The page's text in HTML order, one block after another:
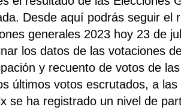
Desde aquí podrás seguir el
generales 2023 hoy 23 de
los datos de las votaciones
y recuento de votos de
últimos votos escrutados, a
se ha registrado un nivel de